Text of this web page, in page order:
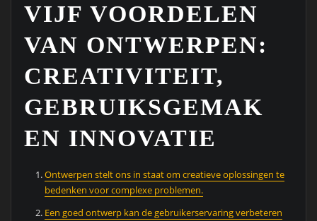
VIJF VOORDELEN
VAN ONTWERPEN:
CREATIVITEIT,
GEBRUIKSGEMAK
EN INNOVATIE
Ontwerpen stelt ons in staat om creatieve oplossingen te
bedenken voor complexe problemen.
Een goed ontwerp kan de gebruikerservaring verbeteren